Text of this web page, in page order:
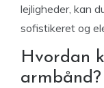
lejligheder, kan
sofistikeret og
Hvordan
armbånd?